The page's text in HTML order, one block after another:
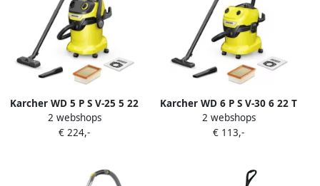
Karcher WD 5 P S V-25 5 22
Nat- en droogzuiger 1.628-
356.0
2 webshops
€ 224,-
Karcher WD 6 P S V-30 6 22 T
+ DDC Nat- en
droogstofzuiger 1.628-382.0
2 webshops
€ 113,-